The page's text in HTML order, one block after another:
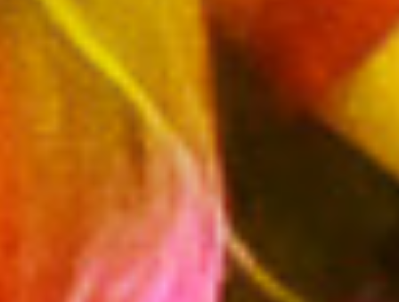
Dejas
Un vēlreiz dejas